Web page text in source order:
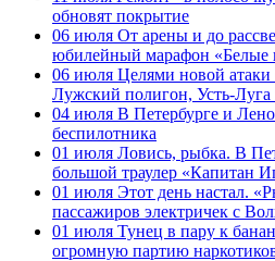
обновят покрытие
06 июля От арены и до
юбилейный марафон «Белые
06 июля Целями новой атаки
Лужский полигон, Усть-
04 июля В Петербурге и
беспилотника
01 июля Ловись, рыбка. В
большой траулер «Капитан
01 июля Этот день настал.
пассажиров электричек с
01 июля Тунец в пару к
огромную партию